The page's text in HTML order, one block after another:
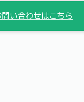
問い合わせはこちら